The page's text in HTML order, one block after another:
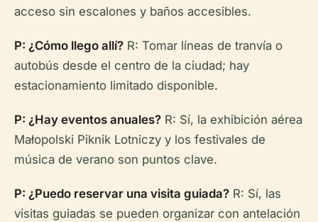
acceso sin escalones y baños accesibles.
P: ¿Cómo llego allí? R: Tomar líneas de tranvía o
autobús desde el centro de la ciudad; hay
estacionamiento limitado disponible.
P: ¿Hay eventos anuales? R: Sí, la exhibición aérea
Małopolski Piknik Lotniczy y los festivales de
música de verano son puntos clave.
P: ¿Puedo reservar una visita guiada? R: Sí, las
visitas guiadas se pueden organizar con antelación